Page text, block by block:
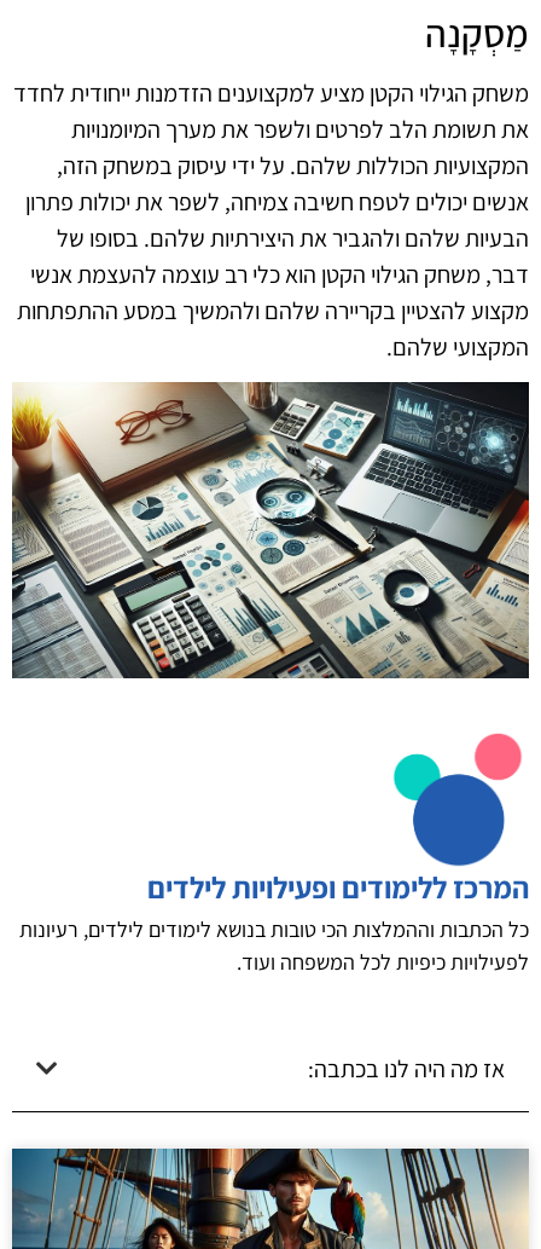
מַסְקָנָה
משחק הגילוי הקטן מציע למקצוענים הזדמנות ייחודית לחדד
את תשומת הלב לפרטים ולשפר את מערך המיומנויות
המקצועיות הכוללות שלהם. על ידי עיסוק במשחק הזה,
אנשים יכולים לטפח חשיבה צמיחה, לשפר את יכולות פתרון
הבעיות שלהם ולהגביר את היצירתיות שלהם. בסופו של
דבר, משחק הגילוי הקטן הוא כלי רב עוצמה להעצמת אנשי
מקצוע להצטיין בקריירה שלהם ולהמשיך במסע ההתפתחות
המקצועי שלהם.
המרכז ללימודים ופעילויות לילדים
כל הכתבות וההמלצות הכי טובות בנושא לימודים לילדים, רעיונות
לפעילויות כיפיות לכל המשפחה ועוד.
אז מה היה לנו בכתבה: